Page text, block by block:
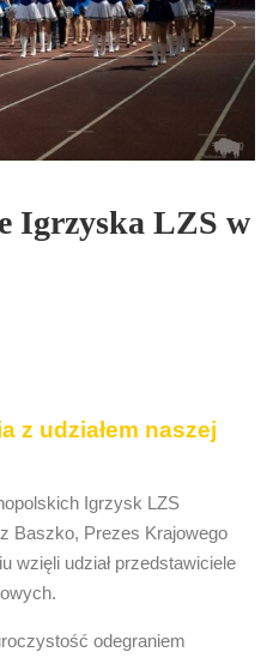
Igrzyska LZS w
z udziałem naszej
Igrzysk LZS
Baszko, Prezes Krajowego
wzięli udział przedstawiciele
odegraniem